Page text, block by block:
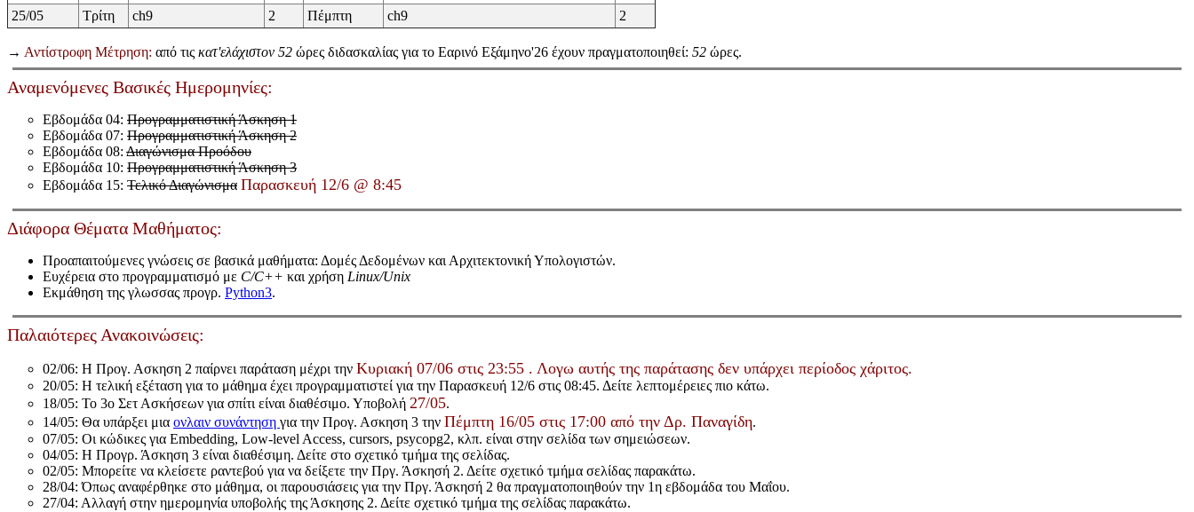
25/05
Τρίτη ch9 2 Πέμπτη ch9 2
→ Αντίστροφη Μέτρηση: από τις κατ'ελάχιστον 52 ώρες διδασκαλίας για το Εαρινό Εξάμηνο'26 έχουν πραγματοποιηθεί: 52 ώρες.
Αναμενόμενες Βασικές Ημερομηνίες:
Εβδομάδα 04: Προγραμματιστική Άσκηση 1
Εβδομάδα 07: Προγραμματιστική Άσκηση 2
Εβδομάδα 08: Διαγώνισμα Προόδου
Εβδομάδα 10: Προγραμματιστική Άσκηση 3
Εβδομάδα 15: Τελικό Διαγώνισμα Παρασκευή 12/6 @ 8:45
Διάφορα Θέματα Μαθήματος:
Προαπαιτούμενες γνώσεις σε βασικά μαθήματα: Δομές Δεδομένων και Αρχιτεκτονική Υπολογιστών.
Ευχέρεια στο προγραμματισμό με C/C++ και χρήση Linux/Unix
Εκμάθηση της γλωσσας προγρ. Python3.
Παλαιότερες Ανακοινώσεις:
02/06: Η Προγ. Ασκηση 2 παίρνει παράταση μέχρι την Κυριακή 07/06 στις 23:55 . Λογω αυτής της παράτασης δεν υπάρχει περίοδος χάριτος.
20/05: Η τελική εξέταση για το μάθημα έχει προγραμματιστεί για την Παρασκευή 12/6 στις 08:45. Δείτε λεπτομέρειες πιο κάτω.
18/05: Το 3ο Σετ Ασκήσεων για σπίτι είναι διαθέσιμο. Υποβολή 27/05.
14/05: Θα υπάρξει μια ονλαιν συνάντηση για την Προγ. Ασκηση 3 την Πέμπτη 16/05 στις 17:00 από την Δρ. Παναγίδη.
07/05: Οι κώδικες για Embedding, Low-level Access, cursors, psycopg2, κλπ. είναι στην σελίδα των σημειώσεων.
04/05: Η Προγρ. Άσκηση 3 είναι διαθέσιμη. Δείτε στο σχετικό τμήμα της σελίδας.
02/05: Μπορείτε να κλείσετε ραντεβού για να δείξετε την Πργ. Άσκησή 2. Δείτε σχετικό τμήμα σελίδας παρακάτω.
28/04: Όπως αναφέρθηκε στο μάθημα, οι παρουσιάσεις για την Πργ. Άσκησή 2 θα πραγματοποιηθούν την 1η εβδομάδα του Μαΐου.
27/04: Αλλαγή στην ημερομηνία υποβολής της Άσκησης 2. Δείτε σχετικό τμήμα της σελίδας παρακάτω.